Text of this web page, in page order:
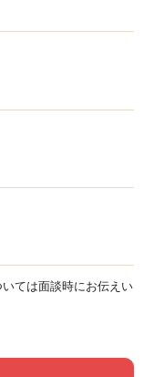
ては面談時にお伝えい